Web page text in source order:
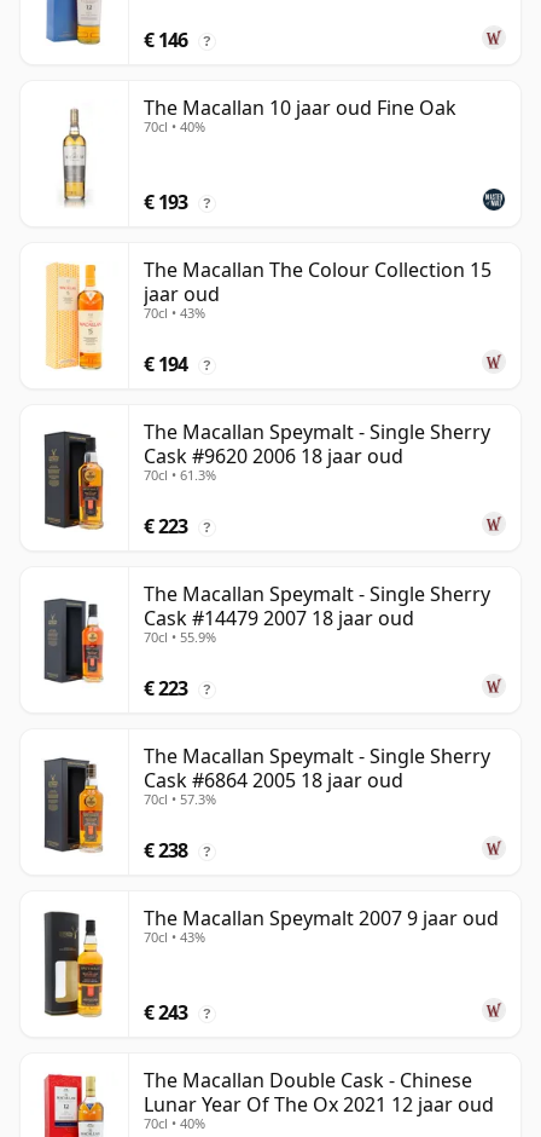
€ 146 ?
The Macallan 10 jaar oud Fine Oak
70cl • 40%
€ 193 ?
The Macallan The Colour Collection 15
jaar oud
70cl • 43%
€ 194 ?
The Macallan Speymalt - Single Sherry
Cask #9620 2006 18 jaar oud
70cl • 61.3%
€ 223 ?
The Macallan Speymalt - Single Sherry
Cask #14479 2007 18 jaar oud
70cl • 55.9%
€ 223 ?
The Macallan Speymalt - Single Sherry
Cask #6864 2005 18 jaar oud
70cl • 57.3%
€ 238 ?
The Macallan Speymalt 2007 9 jaar oud
70cl • 43%
€ 243 ?
The Macallan Double Cask - Chinese
Lunar Year Of The Ox 2021 12 jaar oud
70cl • 40%